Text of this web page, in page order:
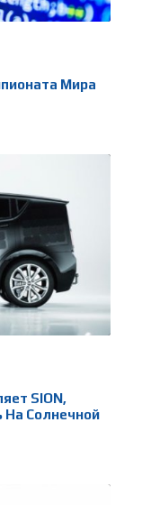
Мира
SION,
На Солнечной